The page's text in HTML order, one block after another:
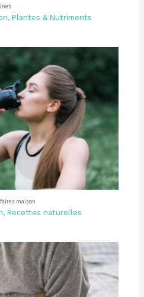
, Plantes & Nutriments
maison
, Recettes naturelles